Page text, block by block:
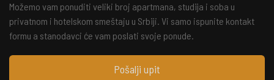
Možemo vam ponuditi veliki broj apartmana, studija i soba u
privatnom i hotelskom smeštaju u Srbiji. Vi samo ispunite kontakt
formu a stanodavci će vam poslati svoje ponude.
Pošalji upit